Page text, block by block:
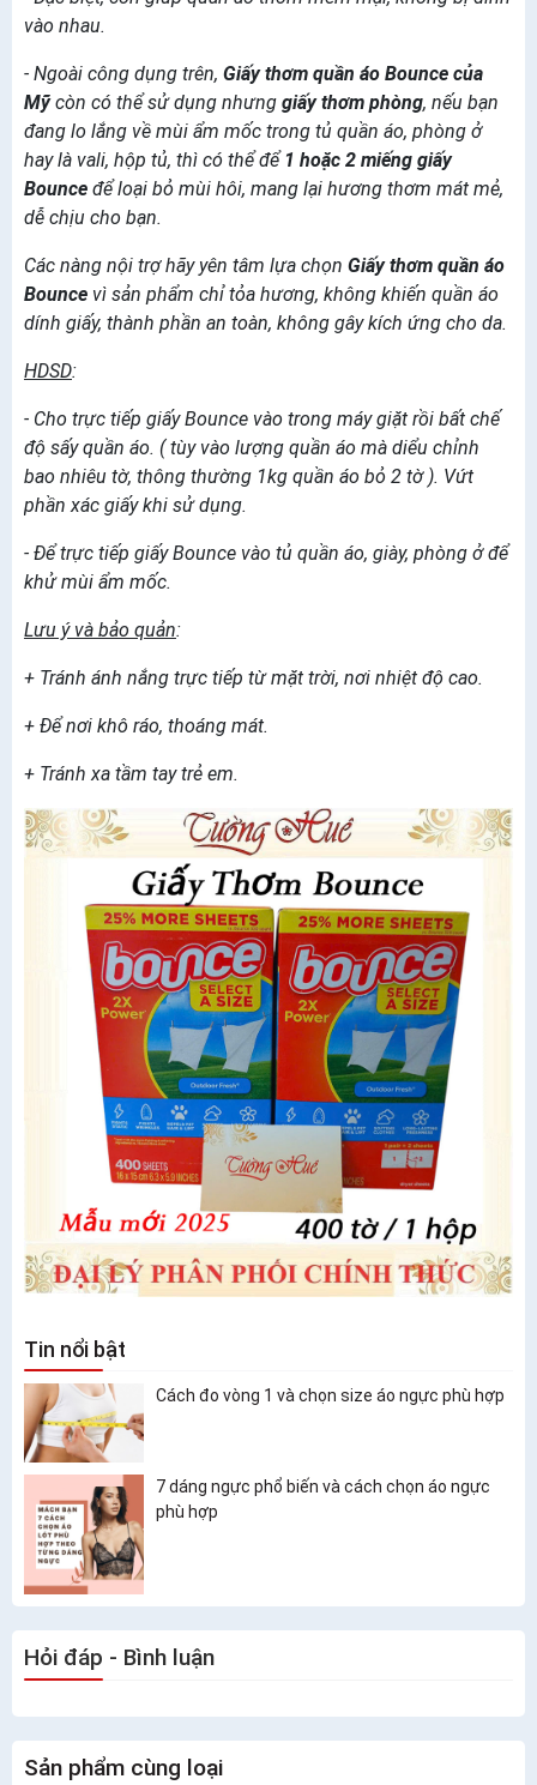
vào nhau.
- Ngoài công dụng trên, Giấy thơm quần áo Bounce của
Mỹcòn có thể sử dụng nhưng giấy thơm phòng, nếu bạn
đang lo lắng về mùi ẩm mốc trong tủ quần áo, phòng ở
hay là vali, hộp tủ, thì có thể để 1 hoặc 2 miếng giấy
Bounce để loại bỏ mùi hôi, mang lại hương thơm mát mẻ,
dễ chịu cho bạn.
Các nàng nội trợ hãy yên tâm lựa chọn Giấy thơm quần áo
Bounce vì sản phẩm chỉ tỏa hương, không khiến quần áo
dính giấy, thành phần an toàn, không gây kích ứng cho da.
HDSD:
- Cho trực tiếp giấy Bounce vào trong máy giặt rồi bất chế
độ sấy quần áo. ( tùy vào lượng quần áo mà diểu chỉnh
bao nhiêu tờ, thông thường 1kg quần áo bỏ 2 tờ ). Vứt
phần xác giấy khi sử dụng.
- Để trực tiếp giấy Bounce vào tủ quần áo, giày, phòng ở để
khử mùi ẩm mốc.
Lưu ý và bảo quản:
+ Tránh ánh nắng trực tiếp từ mặt trời, nơi nhiệt độ cao.
+ Để nơi khô ráo, thoáng mát.
+ Tránh xa tầm tay trẻ em.
Tin nổi bật
Cách đo vòng 1 và chọn size áo ngực phù hợp
7 dáng ngực phổ biến và cách chọn áo ngực
phù hợp
Hỏi đáp - Bình luận
Sản phẩm cùng loại